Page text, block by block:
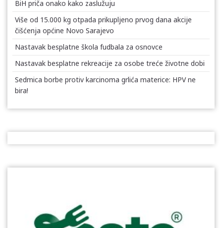
BiH priča onako kako zaslužuju
Više od 15.000 kg otpada prikupljeno prvog dana akcije
čišćenja općine Novo Sarajevo
Nastavak besplatne škola fudbala za osnovce
Nastavak besplatne rekreacije za osobe treće životne dobi
Sedmica borbe protiv karcinoma grlića materice: HPV ne
bira!